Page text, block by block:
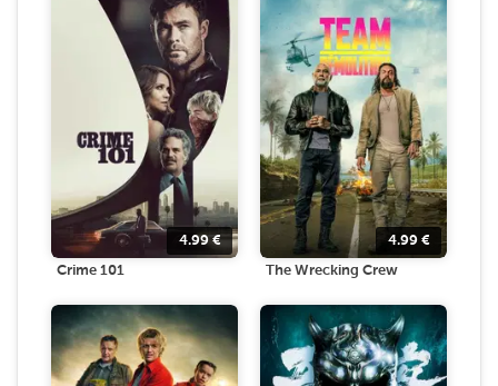
4.99€
Crime 101
4.99 €
The Wrecking Crew